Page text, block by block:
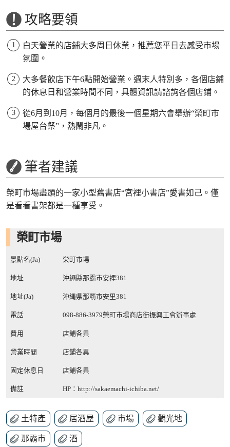
攻略要領
白天營業的店鋪大多周日休業，推薦您平日去感受市場
氛圍。
大多餐飲店下午6點開始營業。週末人特別多，各個店鋪
的休息日和營業時間不同，具體資訊請諮詢各個店鋪。
從6月到10月，每個月的最後一個星期六會舉辦“榮町市
場屋台祭”，熱鬧非凡。
筆者建議
榮町市場盡頭的一家小型舊書店“宮裡小書店”愛書如己。僅
是看看書架都是一種享受。
榮町市場
景點名(Ja) 栄町市場
地址 沖繩縣那霸市安裡381
地址(Ja) 沖縄県那覇市安里381
電話 098-886-3979榮町市場商店街振興工會辦事處
費用 店鋪各異
營業時間 店鋪各異
固定休息日 店鋪各異
備註 HP： http://sakaemachi-ichiba.net/
土特產 居酒屋 市場 觀光地
那霸市 酒